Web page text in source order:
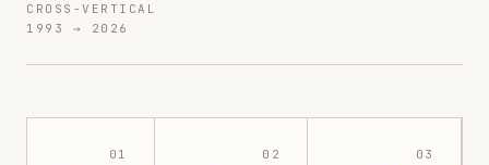
CROSS-VERTICAL
1993 → 2026
01 02 03